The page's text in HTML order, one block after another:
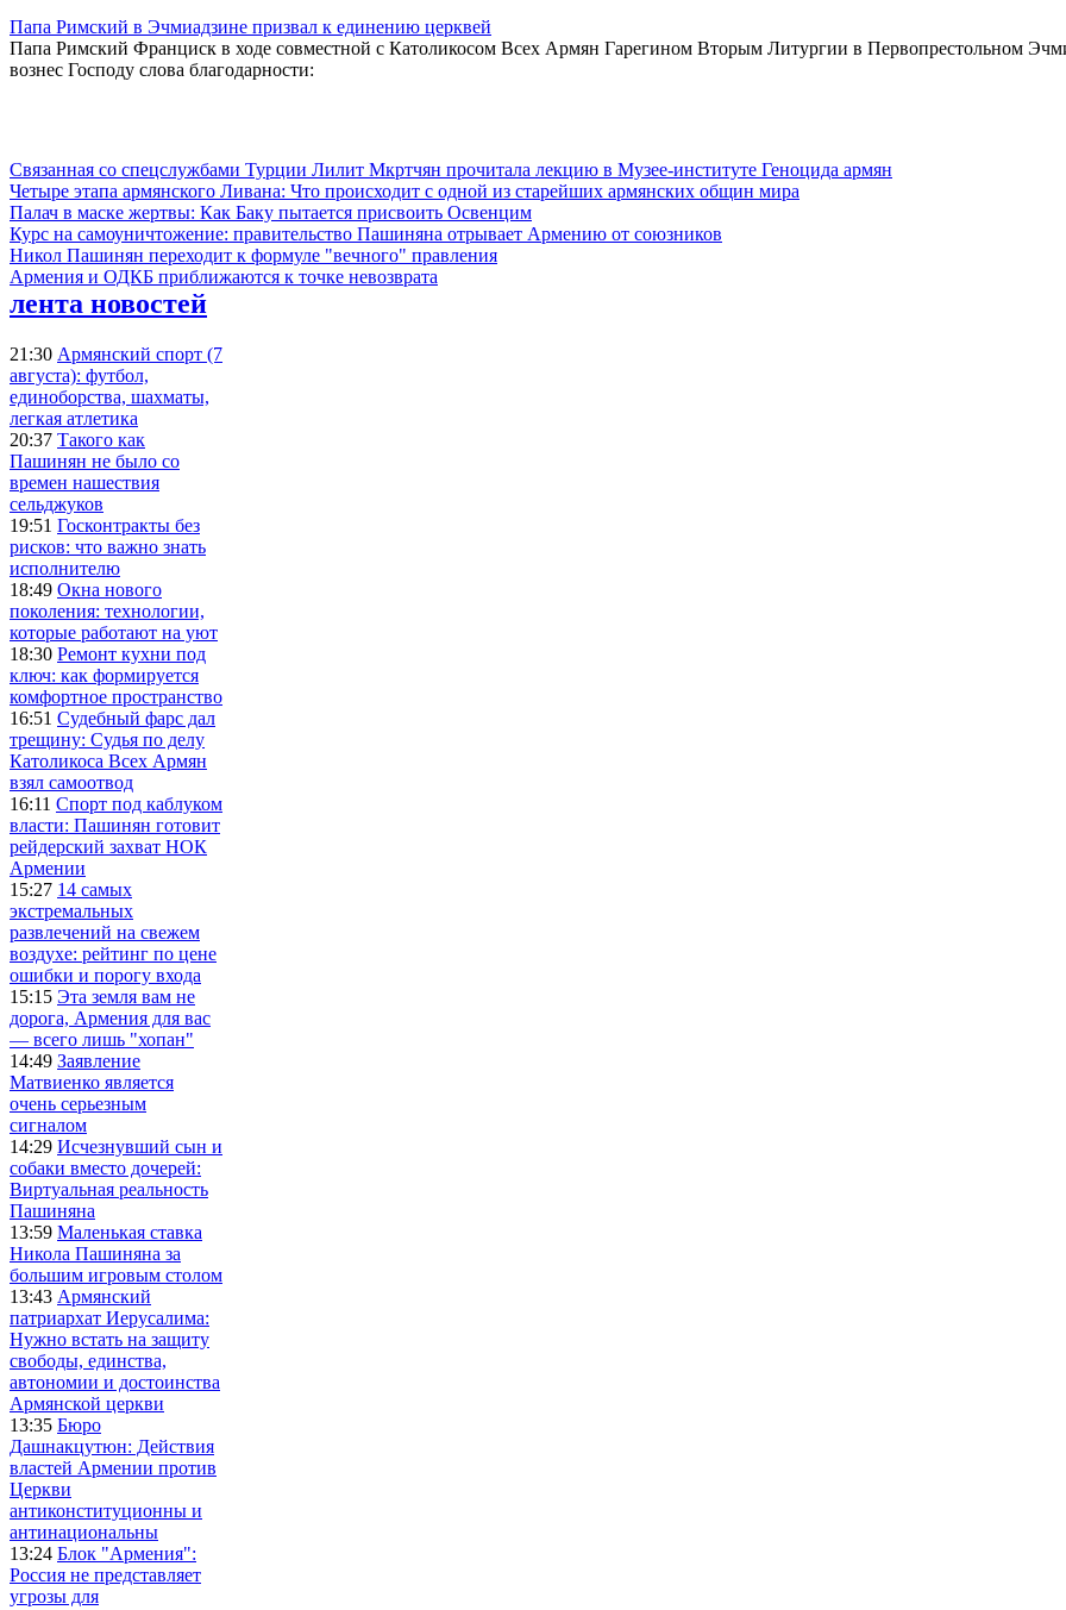
Папа Римский в Эчмиадзине призвал к единению церквей
Папа Римский Франциск в ходе совместной с Католикосом Всех Армян Гарегином Вторым Литургии в Первопрестольном
вознес Господу слова благодарности:
Связанная со спецслужбами Турции Лилит Мкртчян прочитала лекцию в Музее-институте Геноцида армян
Четыре этапа армянского Ливана: Что происходит с одной из старейших армянских общин мира
Палач в маске жертвы: Как Баку пытается присвоить Освенцим
Курс на самоуничтожение: правительство Пашиняна отрывает Армению от союзников
Никол Пашинян переходит к формуле "вечного" правления
Армения и ОДКБ приближаются к точке невозврата
лента новостей
21:30 Армянский спорт (7
августа): футбол,
единоборства, шахматы,
легкая атлетика
20:37 Такого как
Пашинян не было со
времен нашествия
сельджуков
19:51 Госконтракты без
рисков: что важно знать
исполнителю
18:49 Окна нового
поколения: технологии,
которые работают на уют
18:30 Ремонт кухни под
ключ: как формируется
комфортное пространство
16:51 Судебный фарс дал
трещину: Судья по делу
Католикоса Всех Армян
взял самоотвод
16:11 Спорт под каблуком
власти: Пашинян готовит
рейдерский захват НОК
Армении
15:27 14 самых
экстремальных
развлечений на свежем
воздухе: рейтинг по цене
ошибки и порогу входа
15:15 Эта земля вам не
дорога, Армения для вас
— всего лишь "хопан"
14:49 Заявление
Матвиенко является
очень серьезным
сигналом
14:29 Исчезнувший сын и
собаки вместо дочерей:
Виртуальная реальность
Пашиняна
13:59 Маленькая ставка
Никола Пашиняна за
большим игровым столом
13:43 Армянский
патриархат Иерусалима:
Нужно встать на защиту
свободы, единства,
автономии и достоинства
Армянской церкви
13:35 Бюро
Дашнакцутюн: Действия
властей Армении против
Церкви
антиконституционны и
антинациональны
13:24 Блок "Армения":
Россия не представляет
угрозы для